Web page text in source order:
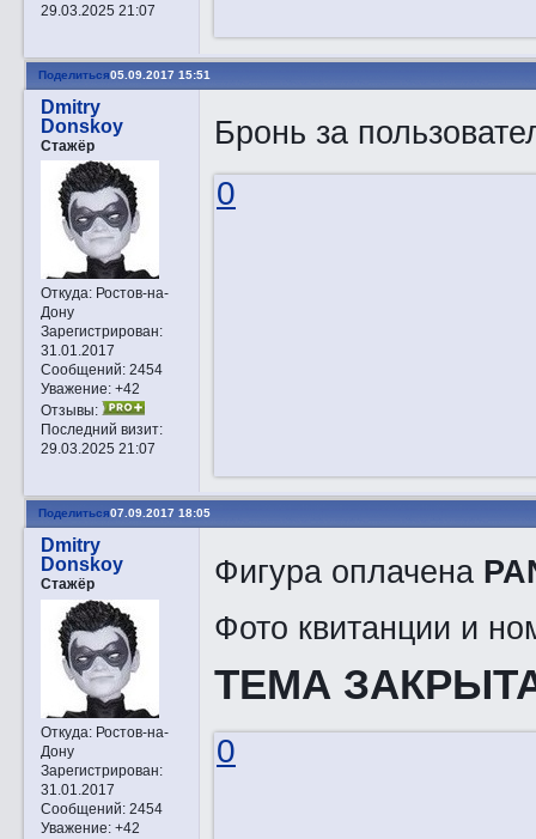
29.03.2025 21:07
Поделиться05.09.2017 15:51
Dmitry
Donskoy
Стажёр
Откуда:Ростов-на-
Дону
Зарегистрирован:
31.01.2017
Сообщений:2454
Уважение: +42
Отзывы:
Последний визит:
29.03.2025 21:07
Бронь за
0
Поделиться07.09.2017 18:05
Dmitry
Donskoy
Стажёр
Откуда:Ростов-на-
Дону
Зарегистрирован:
31.01.2017
Сообщений:2454
Уважение: +42
Фигура оплачена
Фото квитанции и
ТЕМА
0